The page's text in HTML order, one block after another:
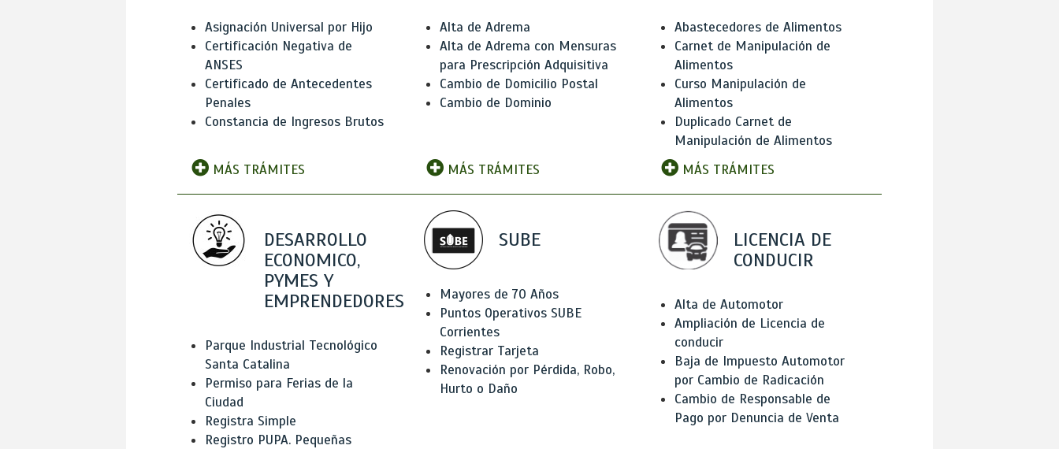
Asignación Universal por Hijo
Certificación Negativa de
ANSES
Certificado de Antecedentes
Penales
Constancia de Ingresos Brutos
MÁS TRÁMITES
Alta de Adrema
Alta de Adrema con Mensuras
para Prescripción Adquisitiva
Cambio de Domicilio Postal
Cambio de Dominio
MÁS TRÁMITES
Abastecedores de Alimentos
Carnet de Manipulación de
Alimentos
Curso Manipulación de
Alimentos
Duplicado Carnet de
Manipulación de Alimentos
MÁS TRÁMITES
DESARROLLO
ECONOMICO,
PYMES Y
EMPRENDEDORES
Parque Industrial Tecnológico
Santa Catalina
Permiso para Ferias de la
Ciudad
Registra Simple
Registro PUPA. Pequeñas
SUBE
Mayores de 70 Años
Puntos Operativos SUBE
Corrientes
Registrar Tarjeta
Renovación por Pérdida, Robo,
Hurto o Daño
LICENCIA DE
CONDUCIR
Alta de Automotor
Ampliación de Licencia de
conducir
Baja de Impuesto Automotor
por Cambio de Radicación
Cambio de Responsable de
Pago por Denuncia de Venta